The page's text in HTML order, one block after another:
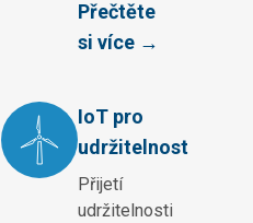
Přečtěte
si více →
IoT pro
udržitelnost
Přijetí
udržitelnosti